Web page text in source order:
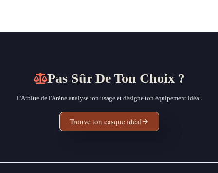
Pas Sûr De Ton Choix ?
L'Arbitre de l'Arène analyse ton usage et désigne ton équipement idéal.
Trouve ton casque idéal